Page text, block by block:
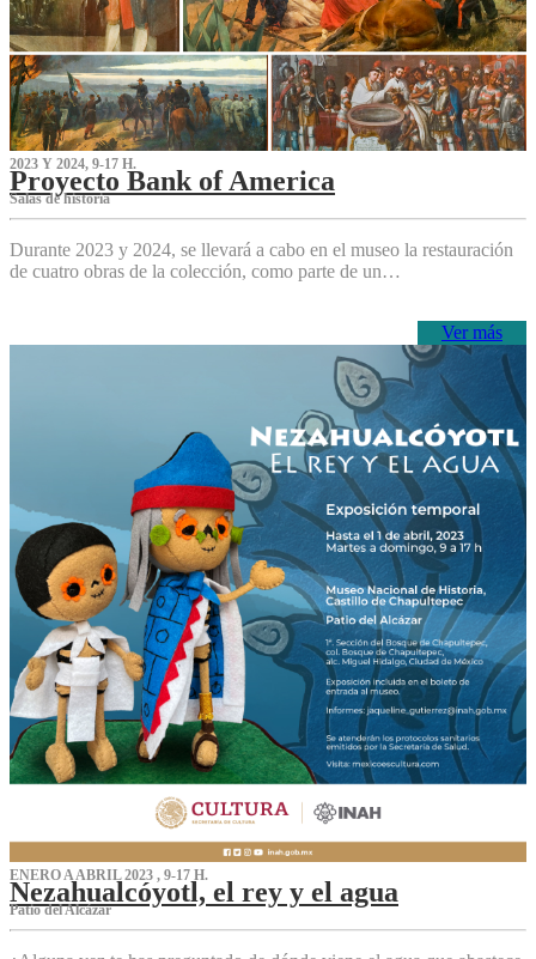
2023 Y 2024, 9-17 H.
Proyecto Bank of America
S‌alas de historia
Durante 2023 y 2024, se llevará a cabo en el museo la restauración
de cuatro obras de la colección, como parte de un…
Ver más
ENERO A ABRIL 2023 , 9-17 H.
Nezahualcóyotl, el rey y el agua
Patio del Alcázar